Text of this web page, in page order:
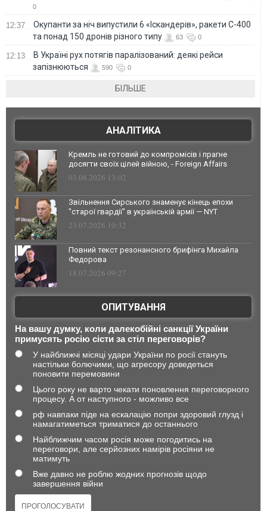
0
12:37
Окупанти за ніч випустили 6 «Іскандерів», ракети С-400
та понад 150 дронів різного типу
63 0
12:13
В Україні рух потягів паралізований: деякі рейси
запізнюються
590 0
БІЛЬШЕ
АНАЛІТИКА
Кремль не готовий до компромісів і прагне
досягти своїх цілей війною, - Foreign Affairs
03.08.2026 13:02
Звільнення Сирського знаменує кінець епохи
"старої гвардії" в українській армії — NYT
23.07.2026 10:32
Повний текст резонансного брифінга Михайла
Федорова
18.07.2026 09:27
ОПИТУВАННЯ
На вашу думку, коли далекобійні санкції України
примусять росію сісти за стіл переговорів?
У найближчі місяці удари України по росії стануть
настільки болючими, що агресору доведеться
поновити перемовини
Цього року не варто чекати поновлення переговорного
процесу. А от наступного - можливо все
рф навпаки піде на ескалацію попри здоровий глузд і
намагатиметься триматися до останнього
Найближчим часом росія може погодитись на
переговори, але серйозних намірів росіяни не
матимуть
Вже давно не роблю жодних прогнозів щодо
завершення війни